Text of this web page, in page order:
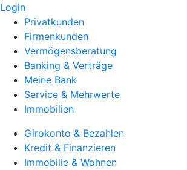
Login
Privatkunden
Firmenkunden
Vermögensberatung
Banking & Verträge
Meine Bank
Service & Mehrwerte
Immobilien
Girokonto & Bezahlen
Kredit & Finanzieren
Immobilie & Wohnen